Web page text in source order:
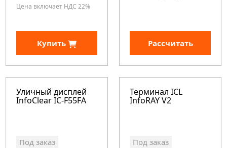
Цена включает НДС 22%
Купить Рассчитать
Уличный дисплей
InfoClear IC-F55FA
Под заказ
Терминал ICL
InfoRAY V2
Под заказ